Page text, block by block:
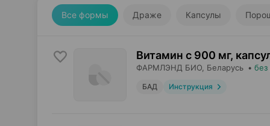
Все формы Драже Капсулы
Витамин с 900 мг,
ФАРМЛЭНД БИО , Беларусь • без
БАД Инструкция